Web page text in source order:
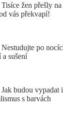
Tisíce žen přešly
vás překvapí!
Nestudujte po
sušení
Jak budou vypadat
s barvách